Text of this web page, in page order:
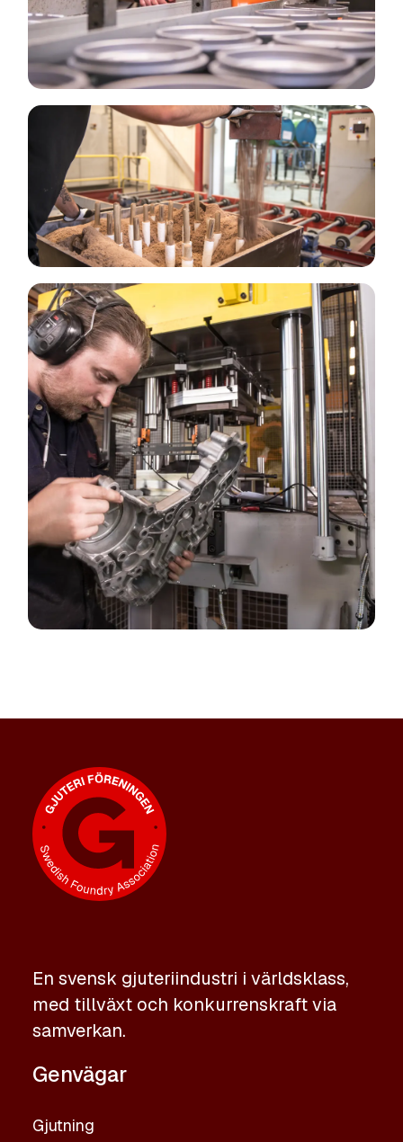
En svensk gjuteriindustri i världsklass,
med tillväxt och konkurrenskraft via
samverkan.
Genvägar
Gjutning